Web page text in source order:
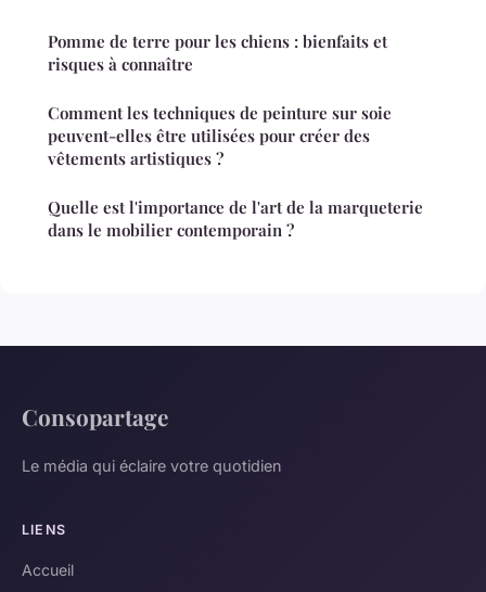
Pomme de terre pour les chiens : bienfaits et
risques à connaître
Comment les techniques de peinture sur soie
peuvent-elles être utilisées pour créer des
vêtements artistiques ?
Quelle est l'importance de l'art de la marqueterie
dans le mobilier contemporain ?
Consopartage
Le média qui éclaire votre quotidien
LIENS
Accueil